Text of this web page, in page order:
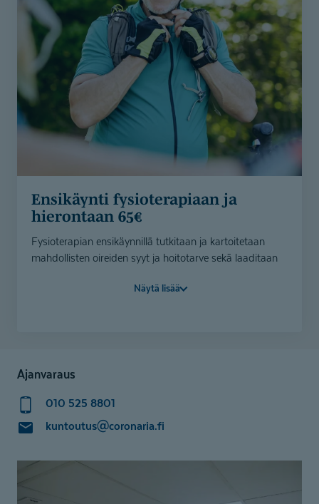
Verkkokauppa
Varaa aika
Ensikäynti fysioterapiaan ja
hierontaan 65€
Fysioterapian ensikäynnillä tutkitaan ja kartoitetaan
mahdollisten oireiden syyt ja hoitotarve sekä laaditaan
toimenpiteet esimerkiksi kivun helpottamiseksi. Meillä
yksilöllisen tarpeen mukaan.
*Olet oikeutettu tarjoukseen, mikäli et ole käyttänyt
meidän palveluita vuoden 2025-26 aikana. Hintaan
Voit maksaa meillä myös hyvinvointiedulla.
Näytä lisää
Ajanvaraus
010 525 8801
kuntoutus@coronaria.fi